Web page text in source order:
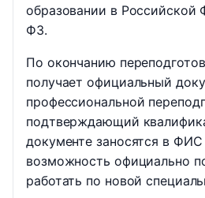
образовании в
ФЗ.
По окончанию
получает официальный
профессиональной
подтверждающий
документе заносятся в
возможность официально
работать по новой